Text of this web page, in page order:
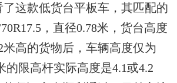
这款低货台平板车，其匹配的
，直径0.78米，货台高度
米高的货物后，车辆高度仅为
的限高杆实际高度是4.1或4.2